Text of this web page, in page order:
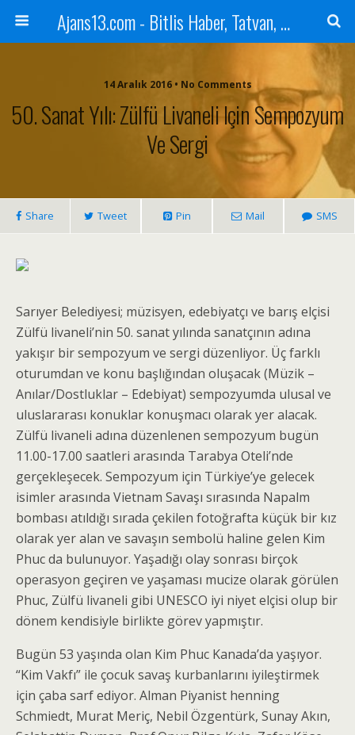
Ajans13.com - Bitlis Haber, Tatvan, Ahlat, Adilcevaz, Mutki, Hizan, Güroymak, Gazete, Ajans, 13, Haber
14 Aralık 2016 • No Comments
50. Sanat Yılı: Zülfü Livaneli Için Sempozyum
Ve Sergi
Share Tweet Pin Mail SMS
Sarıyer Belediyesi; müzisyen, edebiyatçı ve barış elçisi
Zülfü livaneli’nin 50. sanat yılında sanatçının adına
yakışır bir sempozyum ve sergi düzenliyor. Üç farklı
oturumdan ve konu başlığından oluşacak (Müzik –
Anılar/Dostluklar – Edebiyat) sempozyumda ulusal ve
uluslararası konuklar konuşmacı olarak yer alacak.
Zülfü livaneli adına düzenlenen sempozyum bugün
11.00-17.00 saatleri arasında Tarabya Oteli’nde
gerçekleşecek. Sempozyum için Türkiye’ye gelecek
isimler arasında Vietnam Savaşı sırasında Napalm
bombası atıldığı sırada çekilen fotoğrafta küçük bir kız
olarak yer alan ve savaşın sembolü haline gelen Kim
Phuc da bulunuyor. Yaşadığı olay sonrası birçok
operasyon geçiren ve yaşaması mucize olarak görülen
Phuc, Zülfü livaneli gibi UNESCO iyi niyet elçisi olup bir
dönem kendisiyle birlikte görev yapmıştır.
Bugün 53 yaşında olan Kim Phuc Kanada’da yaşıyor.
“Kim Vakfı” ile çocuk savaş kurbanlarını iyileştirmek
için çaba sarf ediyor. Alman Piyanist henning
Schmiedt, Murat Meriç, Nebil Özgentürk, Sunay Akın,